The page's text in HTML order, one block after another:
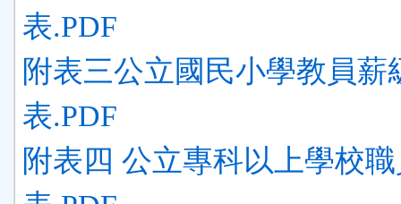
表.PDF
附表三公立國民小學教員薪
表.PDF
附表四 公立專科以上學校